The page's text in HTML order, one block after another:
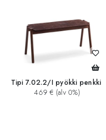
Tipi 7.02.2/I pyökki penkki
469 € (alv 0%)